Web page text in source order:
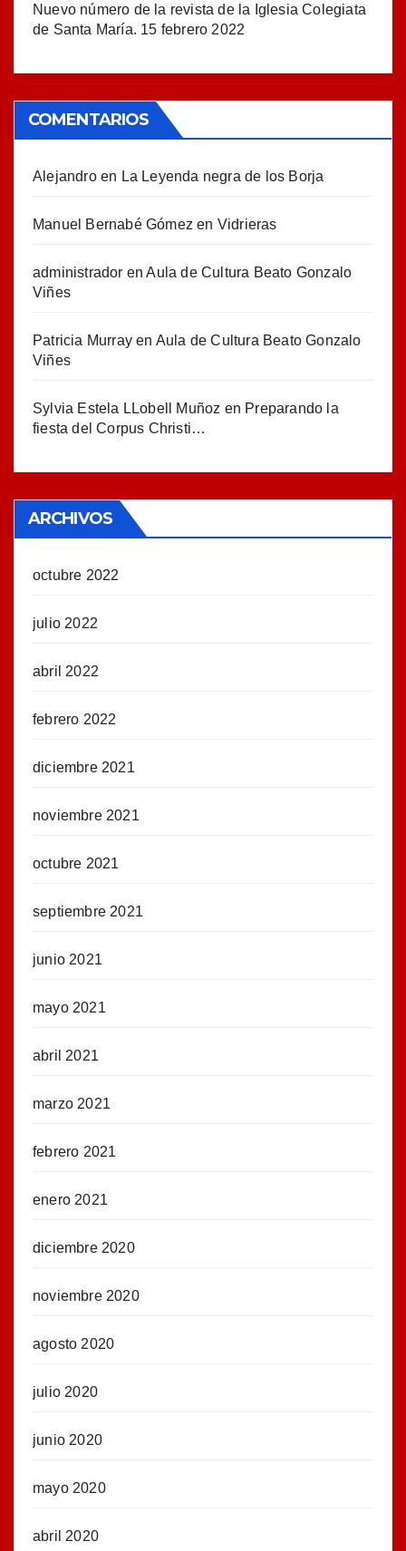
Nuevo número de la revista de la Iglesia Colegiata
de Santa María. 15 febrero 2022
COMENTARIOS
Alejandroen La Leyenda negra de los Borja
Manuel Bernabé Gómez en Vidrieras
administrador enAula de Cultura Beato Gonzalo
Viñes
Patricia Murray en Aula de Cultura Beato Gonzalo
Viñes
Sylvia Estela LLobell Muñoz en Preparando la
fiesta del Corpus Christi…
ARCHIVOS
octubre 2022
julio 2022
abril 2022
febrero 2022
diciembre 2021
noviembre 2021
octubre 2021
septiembre 2021
junio 2021
mayo 2021
abril 2021
marzo 2021
febrero 2021
enero 2021
diciembre 2020
noviembre 2020
agosto 2020
julio 2020
junio 2020
mayo 2020
abril 2020